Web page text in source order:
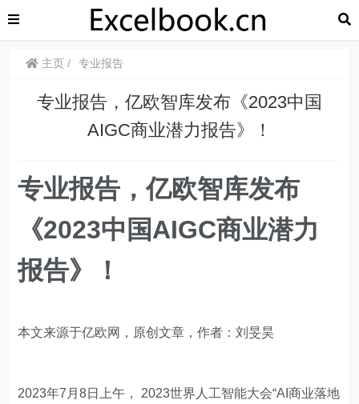
主页 专业报告
专业报告，亿欧智库发布《2023中国
AIGC商业潜力报告》！
专业报告，亿欧智库发布
《2023中国AIGC商业潜力
报告》！
本文来源于亿欧网，原创文章，作者：刘旻昊
2023年7月8日上午， 2023世界人工智能大会“AI商业落地